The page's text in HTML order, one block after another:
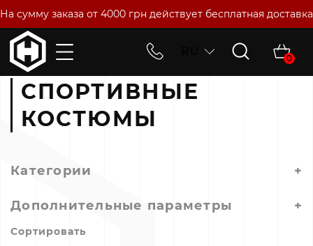
На сумму заказа от 4000 грн действует бесплатная доставка
0
Главная Мужская одежда Спортивные Костюмы
СПОРТИВНЫЕ
КОСТЮМЫ
Категории +
Дополнительные параметры +
Сортировать